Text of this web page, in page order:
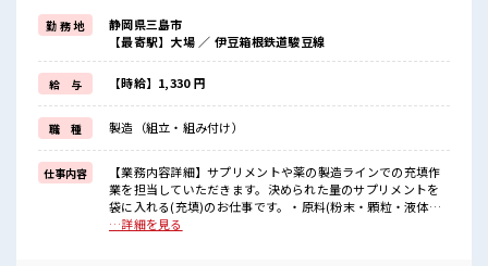
制服があるので、
毎日の服装の悩み解消♪
≪未経験でも活躍できる≫
新しいことにチャレンジするのは不安だけど、
しっかり働く環境が整っています！
イチからスキルUP・ステップUP目指していきましょう！
≪自分に合った期間で働ける≫
福利厚生が整った派遣のお仕事です！
■職場の雰囲気
程よく残業あり！
未経験から始めた方もイッパイ！
まずはチャレンジしてみませんか？
勤 務 地
静岡県三島市
【最寄駅】大場 ／ 伊豆箱根鉄道駿豆線
給 与 【時給】1,330 円
職 種 製造（組立・組み付け）
仕事内容
【業務内容詳細】サプリメントや薬の製造ラインでの充填作
業を担当していただきます。決められた量のサプリメントを
袋に入れる(充填)のお仕事です。・原料(粉末・顆粒・液体な
ど)を機械にセットする・機械を操作して、決められた量を容
…詳細を見る